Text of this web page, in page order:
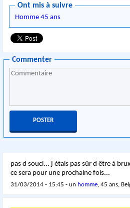
Ont mis à suivre
Homme 45 ans
Commenter
pas d souci... j étais pas sûr d être à
ce sera pour une prochaine fois...
31/03/2014 - 15:45 - un homme, 45 ans,